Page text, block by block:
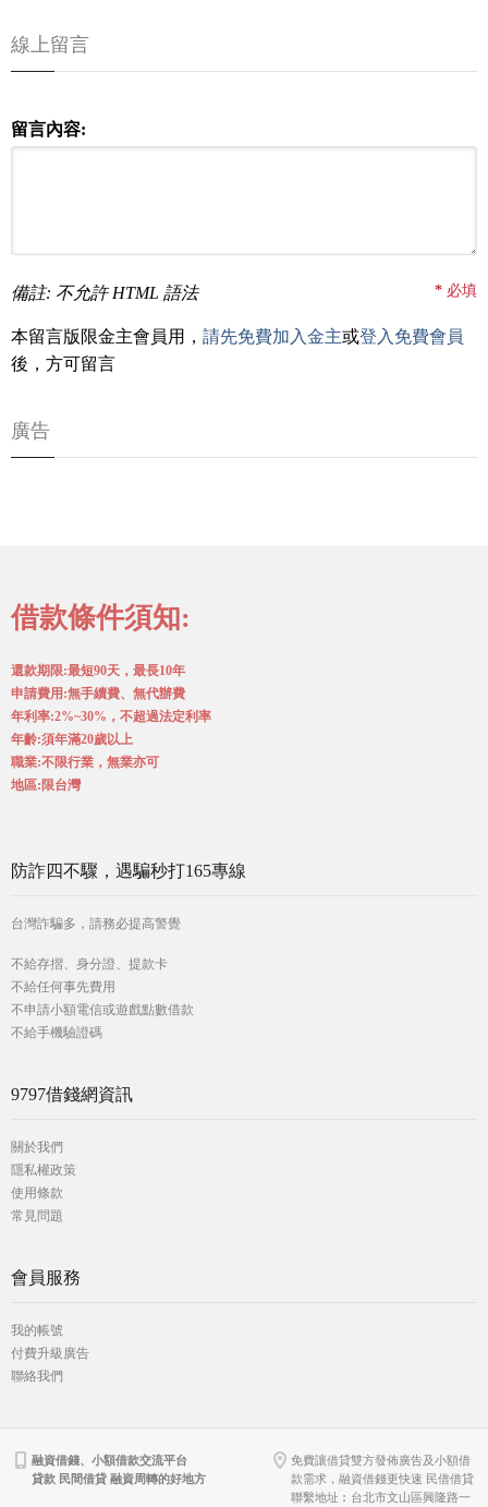
線上留言
留言內容:
備註: 不允許 HTML 語法 * 必填
本留言版限金主會員用， 請先免費加入金主或登入免費會員
後，方可留言
廣告
借款條件須知:
還款期限:最短90天，最長10年
申請費用:無手續費、無代辦費
年利率:2%~30%，不超過法定利率
年齡:須年滿20歲以上
職業:不限行業，無業亦可
地區:限台灣
防詐四不驟，遇騙秒打165專線
台灣詐騙多，請務必提高警覺
不給存摺、身分證、提款卡
不給任何事先費用
不申請小額電信或遊戲點數借款
不給手機驗證碼
9797借錢網資訊
關於我們
隱私權政策
使用條款
常見問題
會員服務
我的帳號
付費升級廣告
聯絡我們
融資借錢、小額借款交流平台
貸款 民間借貸 融資周轉的好地方
免費讓借貸雙方發佈廣告及小額借
款需求，融資借錢更快速 民借借貸
聯繫地址︰台北市文山區興隆路一